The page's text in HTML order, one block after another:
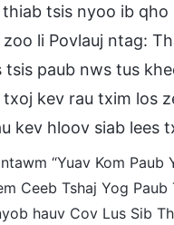
tsis nyoo ib qho
li Povlauj ntag:
tsis paub nws tus
kev rau txim los
kev hloov siab lees
“Yuav Kom Paub
Ceeb Tshaj Yog Paub
hauv Cov Lus Sib